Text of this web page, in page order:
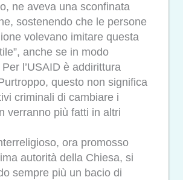
ne aveva una sconfinata
sostenendo che le persone
volevano imitare questa
anche se in modo
l’USAID è addirittura
questo non significa
criminali di cambiare i
verranno più fatti in altri
ora promosso
autorità della Chiesa, si
sempre più un bacio di